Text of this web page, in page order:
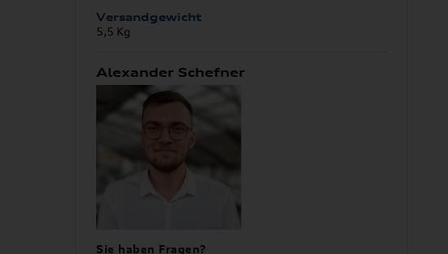
Versandgewicht
5,5 Kg
Alexander Schefner
Sie haben Fragen?